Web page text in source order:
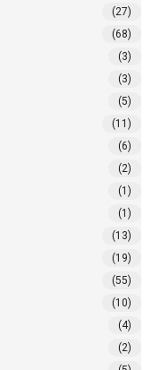
(27)
(68)
(3)
(3)
(5)
(11)
(6)
(2)
(1)
(1)
(13)
(19)
(55)
(10)
(4)
(2)